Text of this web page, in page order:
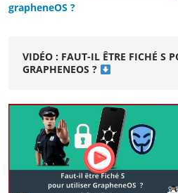
grapheneOS ?
VIDÉO : FAUT-IL ÊTRE FICHÉ S
GRAPHENEOS ?